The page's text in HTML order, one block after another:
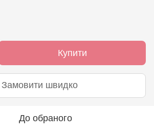
Купити
Замовити швидко
До обраного